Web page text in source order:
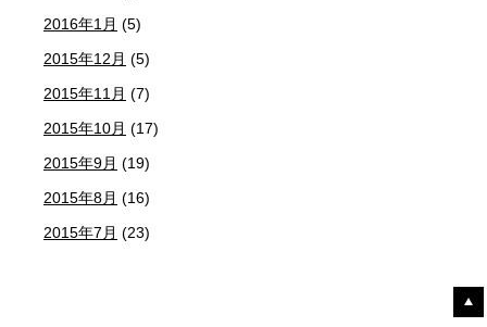
2016年1月 (5)
2015年12月 (5)
2015年11月 (7)
2015年10月 (17)
2015年9月 (19)
2015年8月 (16)
2015年7月 (23)